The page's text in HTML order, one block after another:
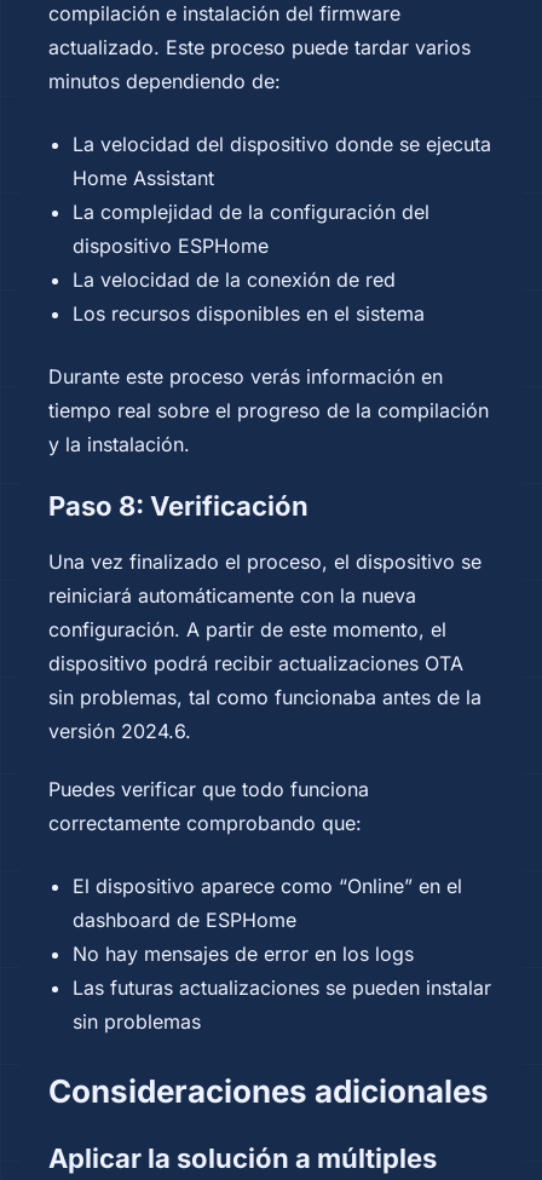
compilación e instalación del firmware
actualizado. Este proceso puede tardar varios
minutos dependiendo de:
La velocidad del dispositivo donde se ejecuta
Home Assistant
La complejidad de la configuración del
dispositivo ESPHome
La velocidad de la conexión de red
Los recursos disponibles en el sistema
Durante este proceso verás información en
tiempo real sobre el progreso de la compilación
y la instalación.
Paso 8: Verificación
Una vez finalizado el proceso, el dispositivo se
reiniciará automáticamente con la nueva
configuración. A partir de este momento, el
dispositivo podrá recibir actualizaciones OTA
sin problemas, tal como funcionaba antes de la
versión 2024.6.
Puedes verificar que todo funciona
correctamente comprobando que:
El dispositivo aparece como “Online” en el
dashboard de ESPHome
No hay mensajes de error en los logs
Las futuras actualizaciones se pueden instalar
sin problemas
Consideraciones adicionales
Aplicar la solución a múltiples